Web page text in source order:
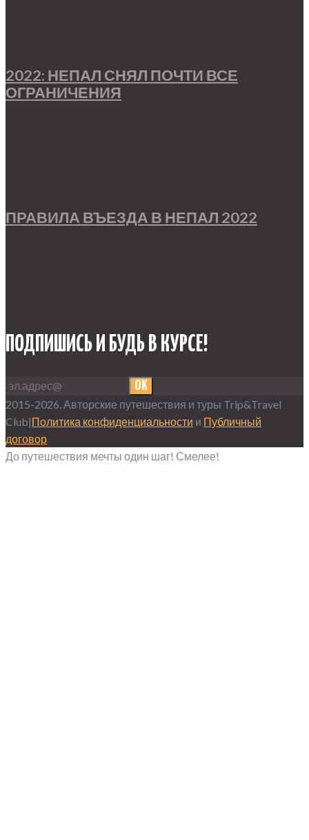
2022: НЕПАЛ СНЯЛ ПОЧТИ ВСЕ
ОГРАНИЧЕНИЯ
ПРАВИЛА ВЪЕЗДА В НЕПАЛ 2022
ПОДПИШИСЬ И БУДЬ В КУРСЕ!
OK
2015-2026. Авторские путешествия и туры Trip&Travel
Club|Политика конфиденциальности и Публичный
договор
До путешествия мечты один шаг! Смелее!